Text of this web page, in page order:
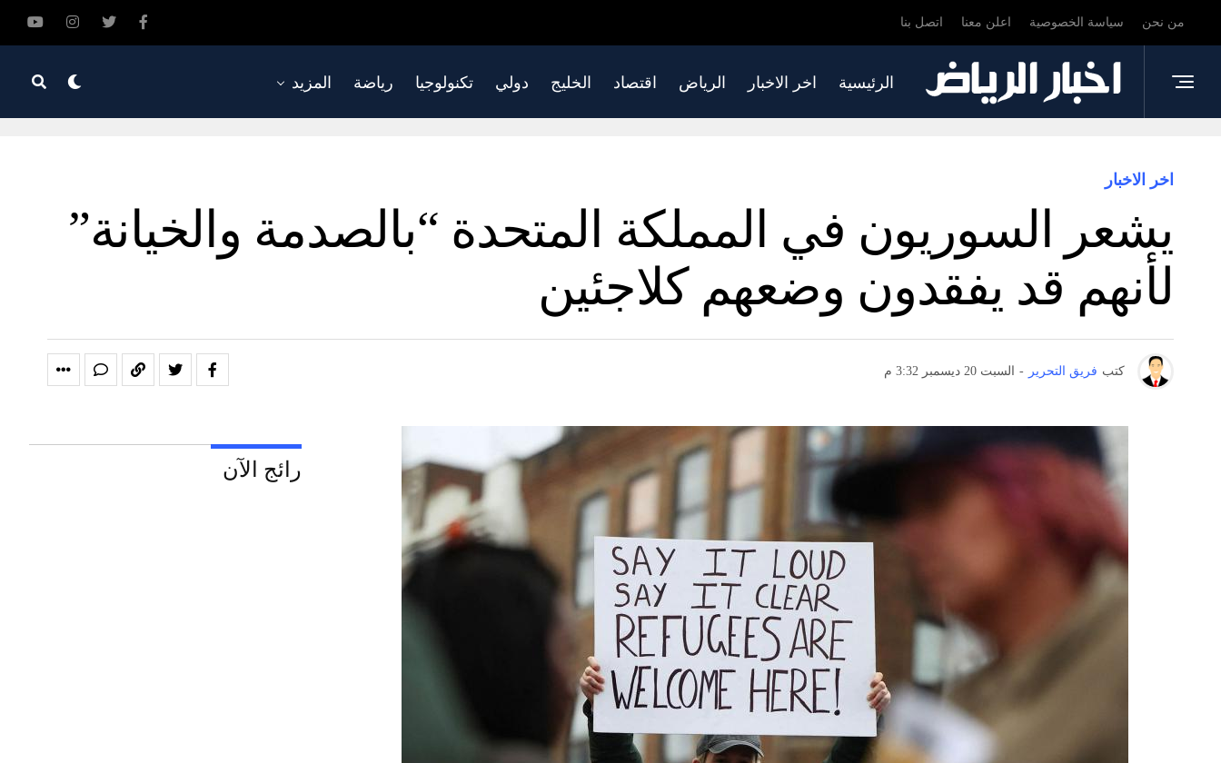
من نحن سياسة الخصوصية اعلن معنا اتصل بنا
الرئيسية اخر الاخبار الرياض اقتصاد الخليج دولي تكنولوجيا رياضة المزيد
اخر الاخبار
يشعر السوريون في المملكة المتحدة “بالصدمة والخيانة”
لأنهم قد يفقدون وضعهم كلاجئين
كتب فريق التحرير - السبت 20 ديسمبر 3:32 م
رائج الآن